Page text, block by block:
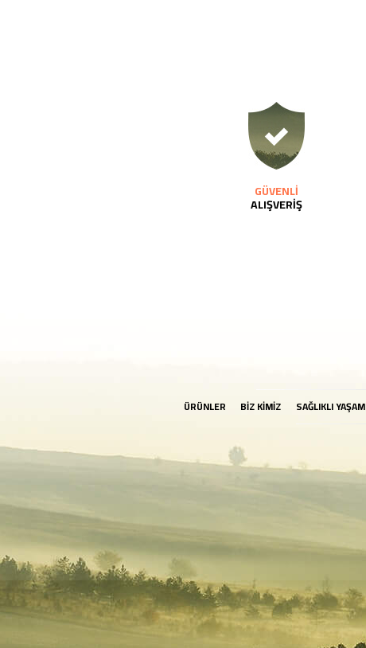
GÜVENLİ
ALIŞVERİŞ
ÜRÜNLER BİZ KİMİZ SAĞLIKLI YAŞAM